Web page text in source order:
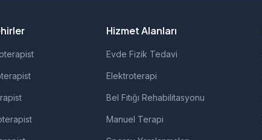
Hizmet Alanları
Evde Fizik Tedavi
Elektroterapi
Bel Fıtığı Rehabilitasyonu
Manuel Terapi